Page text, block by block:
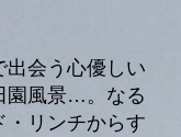
会う心優しい
園風景…。なる
・リンチからす